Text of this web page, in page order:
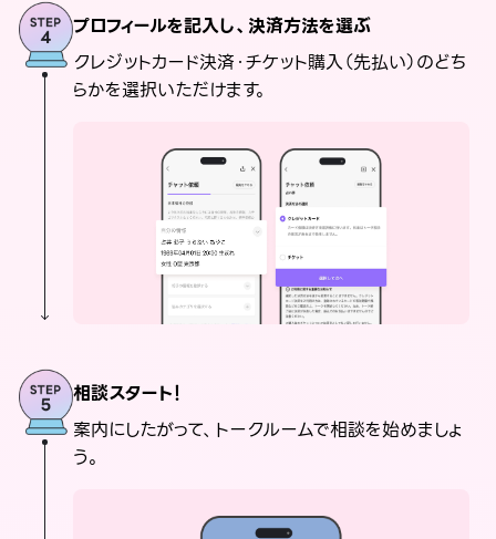
プロフィールを記入し、決済方法を選ぶ
クレジットカード決済・チケット購入（先払い）のどち
らかを選択いただけます。
相談スタート！
案内にしたがって、トークルームで相談を始めましょ
う。